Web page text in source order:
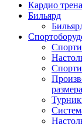
Кардио
Бильярд